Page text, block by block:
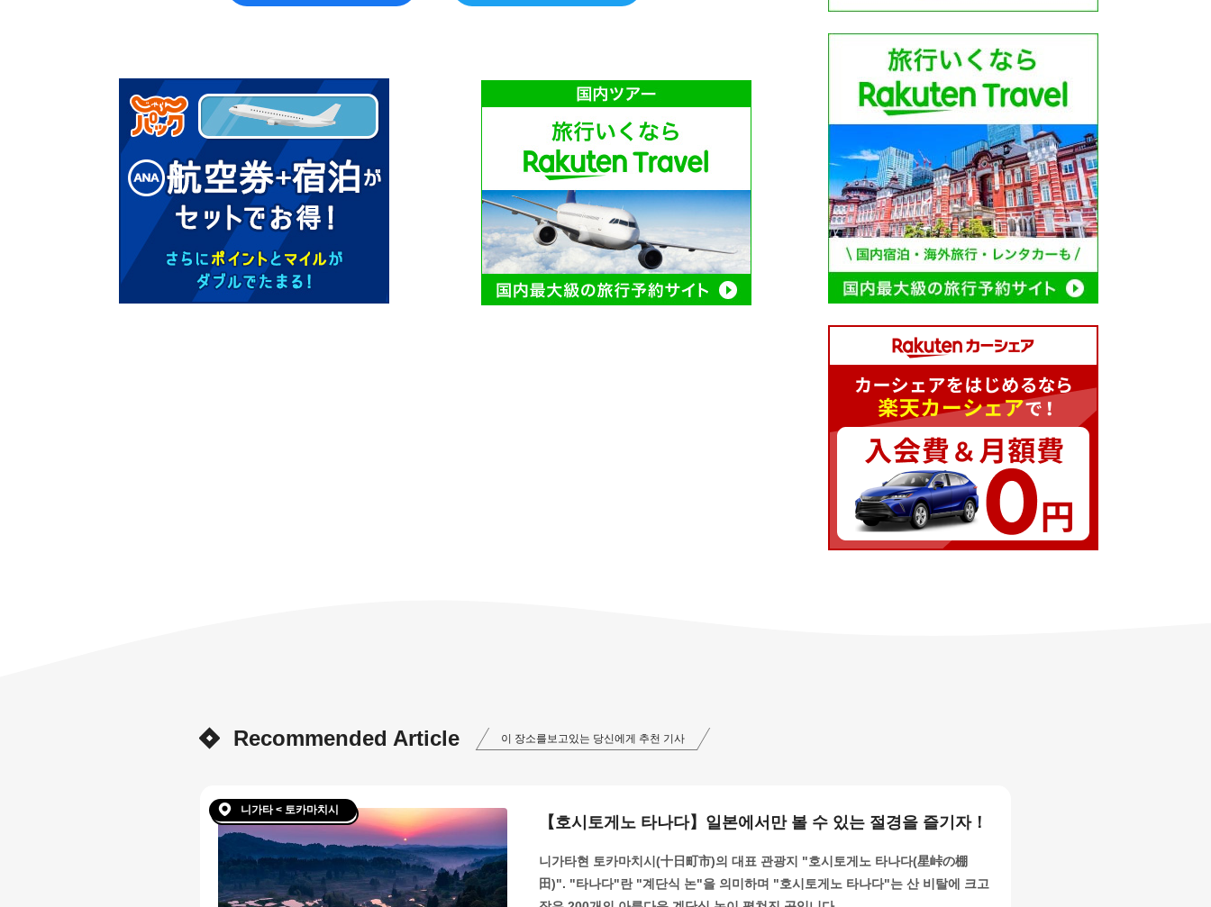
Recommended Article 이 장소를보고있는 당신에게 추천 기사
니가타 < 토카마치시
【호시토게노 타나다】일본에서만 볼 수 있는 절경을 즐기자！
니가타현 토카마치시(十日町市)의 대표 관광지 "호시토게노 타나다(星峠の棚
田)". "타나다"란 "계단식 논"을 의미하며 "호시토게노 타나다"는 산 비탈에 크고